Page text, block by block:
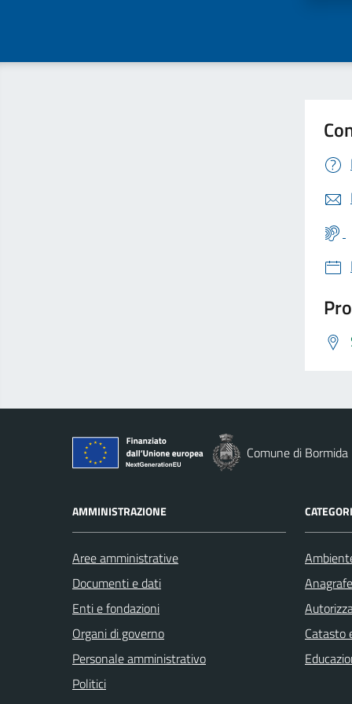
Comune di Bormida
AMMINISTRAZIONE
Aree amministrative
Documenti e dati
Enti e fondazioni
Organi di governo
Personale amministrativo
Politici
Catasto